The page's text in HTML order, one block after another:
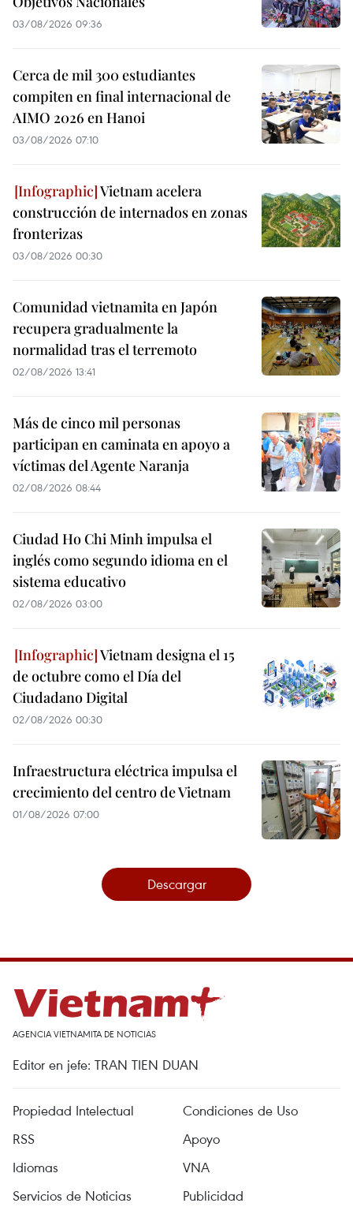
03/08/2026 09:36
Cerca de mil 300 estudiantes
compiten en final internacional de
AIMO 2026 en Hanoi
03/08/2026 07:10
Vietnam acelera
construcción de internados en zonas
fronterizas
03/08/2026 00:30
Comunidad vietnamita en Japón
recupera gradualmente la
normalidad tras el terremoto
02/08/2026 13:41
Más de cinco mil personas
participan en caminata en apoyo a
víctimas del Agente Naranja
02/08/2026 08:44
Ciudad Ho Chi Minh impulsa el
inglés como segundo idioma en el
sistema educativo
02/08/2026 03:00
Vietnam designa el 15
de octubre como el Día del
Ciudadano Digital
02/08/2026 00:30
Infraestructura eléctrica impulsa el
crecimiento del centro de Vietnam
01/08/2026 07:00
Descargar
AGENCIA VIETNAMITA DE NOTICIAS
Editor en jefe: TRAN TIEN DUAN
Propiedad Intelectual
Condiciones de Uso
RSS
Apoyo
Idiomas
VNA
Servicios de Noticias
Publicidad